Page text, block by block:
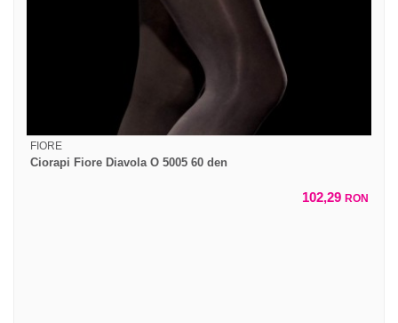
FIORE
Ciorapi Fiore Diavola O 5005 60 den
102,29 RON